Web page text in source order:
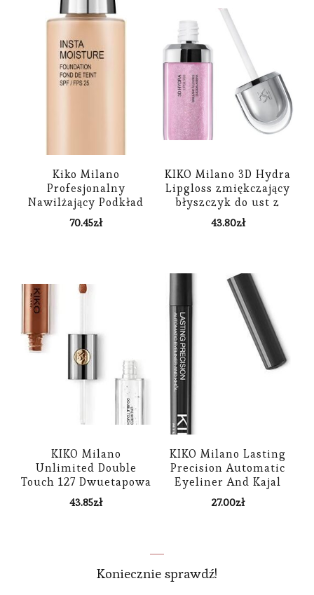
Kiko Milano
Profesjonalny
Nawilżający Podkład
Do Twarzy
Instamoisture Podkład
70.45zł
KIKO Milano 3D Hydra
Lipgloss zmiękczający
błyszczyk do ust z
efektem 3D 27 Pearly
Lavender 6.5 ml
43.80zł
KIKO Milano
Unlimited Double
Touch 127 Dwuetapowa
Płynna Pomadka Do
Ust 6ml
43.85zł
KIKO Milano Lasting
Precision Automatic
Eyeliner And Kajal
kredka do oczu 16
Black 0.35g
27.00zł
Koniecznie sprawdź!